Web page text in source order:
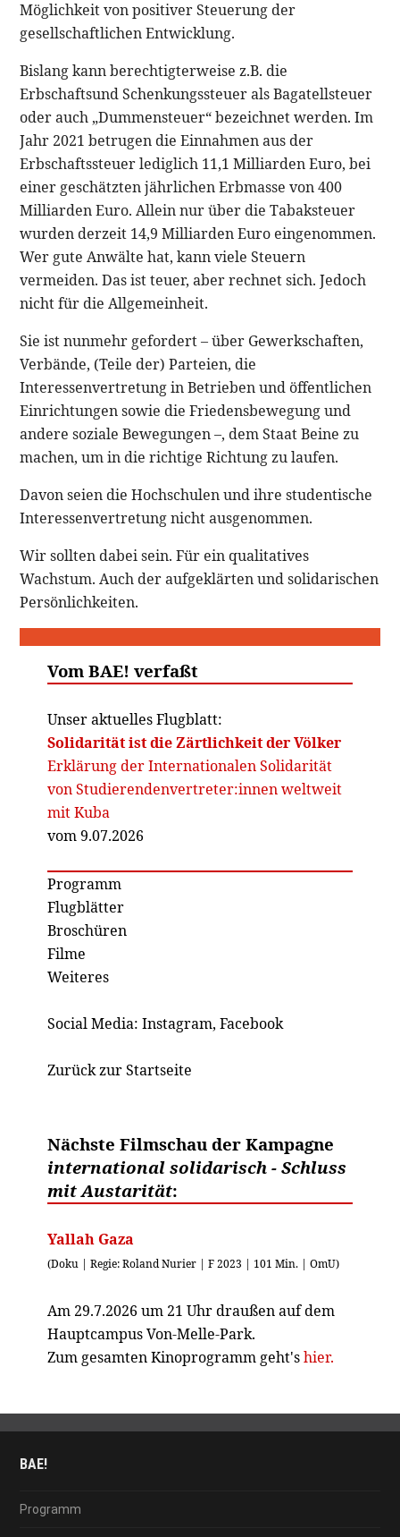
Möglichkeit von positiver Steuerung der
gesellschaftlichen Entwicklung.
Bislang kann berechtigterweise z.B. die
Erbschaftsund Schenkungssteuer als Bagatellsteuer
oder auch „Dummensteuer“ bezeichnet werden. Im
Jahr 2021 betrugen die Einnahmen aus der
Erbschaftssteuer lediglich 11,1 Milliarden Euro, bei
einer geschätzten jährlichen Erbmasse von 400
Milliarden Euro. Allein nur über die Tabaksteuer
wurden derzeit 14,9 Milliarden Euro eingenommen.
Wer gute Anwälte hat, kann viele Steuern
vermeiden. Das ist teuer, aber rechnet sich. Jedoch
nicht für die Allgemeinheit.
Sie ist nunmehr gefordert – über Gewerkschaften,
Verbände, (Teile der) Parteien, die
Interessenvertretung in Betrieben und öffentlichen
Einrichtungen sowie die Friedensbewegung und
andere soziale Bewegungen –, dem Staat Beine zu
machen, um in die richtige Richtung zu laufen.
Davon seien die Hochschulen und ihre studentische
Interessenvertretung nicht ausgenommen.
Wir sollten dabei sein. Für ein qualitatives
Wachstum. Auch der aufgeklärten und solidarischen
Persönlichkeiten.
Vom BAE! verfaßt
Unser aktuelles Flugblatt:
Solidarität ist die Zärtlichkeit der Völker
Erklärung der Internationalen Solidarität
von Studierendenvertreter:innen weltweit
mit Kuba
vom 9.07.2026
Programm
Flugblätter
Broschüren
Filme
Weiteres
Social Media: Instagram, Facebook
Zurück zur Startseite
Nächste Filmschau der Kampagne
international solidarisch - Schluss
mit Austarität:
Yallah Gaza
(Doku | Regie: Roland Nurier | F 2023 | 101 Min. | OmU)
Am 29.7.2026 um 21 Uhr draußen auf dem
Hauptcampus Von-Melle-Park.
Zum gesamten Kinoprogramm geht'shier.
BAE!
Programm